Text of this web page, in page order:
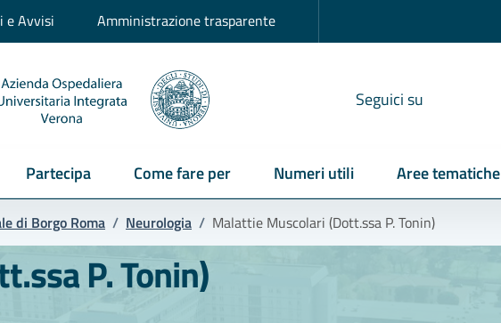
e Avvisi Amministrazione trasparente
Seguici su
Partecipa Come fare per Numeri utili Aree tematiche
di Borgo Roma / Neurologia / Malattie Muscolari (Dott.ssa P. Tonin)
P. Tonin)